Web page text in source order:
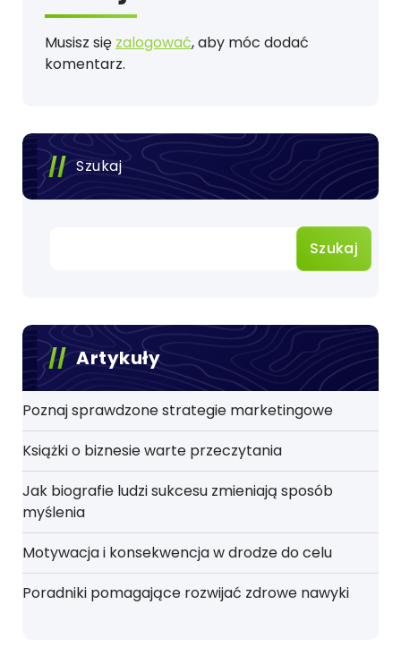
Musisz się zalogować, aby móc dodać
komentarz.
Szukaj
Szukaj
Artykuły
Poznaj sprawdzone strategie marketingowe
Książki o biznesie warte przeczytania
Jak biografie ludzi sukcesu zmieniają sposób
myślenia
Motywacja i konsekwencja w drodze do celu
Poradniki pomagające rozwijać zdrowe nawyki